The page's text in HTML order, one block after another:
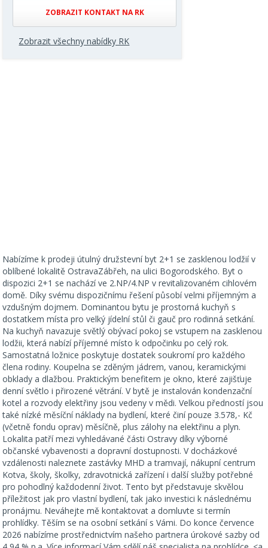
ZOBRAZIT KONTAKT NA RK
Zobrazit všechny nabídky RK
Nabízíme k prodeji útulný družstevní byt 2+1 se zasklenou lodžií v
oblíbené lokalitě OstravaZábřeh, na ulici Bogorodského. Byt o
dispozici 2+1 se nachází ve 2.NP/4.NP v revitalizovaném cihlovém
domě. Díky svému dispozičnímu řešení působí velmi příjemným a
vzdušným dojmem. Dominantou bytu je prostorná kuchyň s
dostatkem místa pro velký jídelní stůl či gauč pro rodinná setkání.
Na kuchyň navazuje světlý obývací pokoj se vstupem na zasklenou
lodžii, která nabízí příjemné místo k odpočinku po celý rok.
Samostatná ložnice poskytuje dostatek soukromí pro každého
člena rodiny. Koupelna se zděným jádrem, vanou, keramickými
obklady a dlažbou. Praktickým benefitem je okno, které zajišťuje
denní světlo i přirozené větrání. V bytě je instalován kondenzační
kotel a rozvody elektřiny jsou vedeny v mědi. Velkou předností jsou
také nízké měsíční náklady na bydlení, které činí pouze 3.578,- Kč
(včetně fondu oprav) měsíčně, plus zálohy na elektřinu a plyn.
Lokalita patří mezi vyhledávané části Ostravy díky výborné
občanské vybavenosti a dopravní dostupnosti. V docházkové
vzdálenosti naleznete zastávky MHD a tramvají, nákupní centrum
Kotva, školy, školky, zdravotnická zařízení i další služby potřebné
pro pohodlný každodenní život. Tento byt představuje skvělou
příležitost jak pro vlastní bydlení, tak jako investici k následnému
pronájmu. Neváhejte mě kontaktovat a domluvte si termín
prohlídky. Těším se na osobní setkání s Vámi. Do konce července
2026 nabízíme prostřednictvím našeho partnera úrokové sazby od